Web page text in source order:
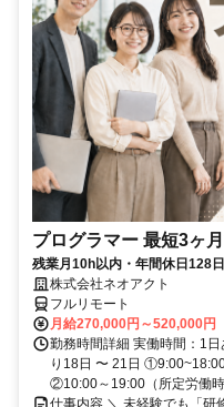
プログラマー 最短3ヶ
残業月10h以内・年間休日128
株式会社ネオアクト
フルリモート
月給270,000円～520,000円
勤務時間詳細 実働時間：1
り18日 〜 21日
②10:00～19:00（所定労働